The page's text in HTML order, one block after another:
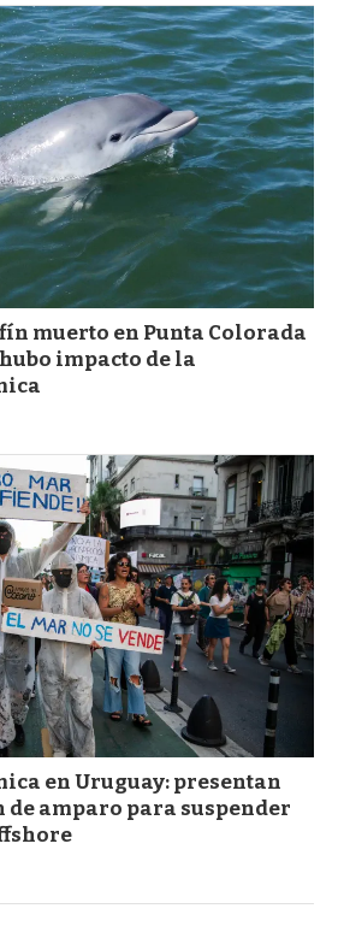
muerto en Punta Colorada
impacto de la
en Uruguay: presentan
de amparo para suspender